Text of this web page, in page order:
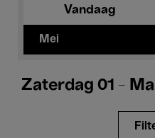
Vandaag
Mei
Zaterdag 01 -